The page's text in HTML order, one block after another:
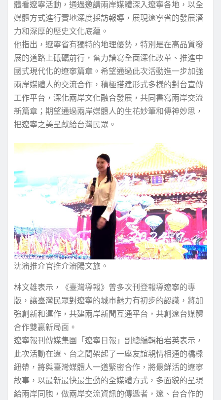
體看遼寧活動，通過邀請兩岸媒體深入遼寧各地，以全
媒體方式進行實地深度採訪報導，展現遼寧省的發展潛
力和深厚的歷史文化底蘊。
他指出，遼寧省有獨特的地理優勢，特別是在高品質發
展的道路上砥礪前行，奮力譜寫全面深化改革、推進中
國式現代化的遼寧篇章。希望通過此次活動進一步加強
兩岸媒體人的交流合作，積極搭建形式多樣的對台宣傳
工作平台，深化兩岸文化融合發展，共同書寫兩岸交流
新篇章；期望通過兩岸媒體人的生花妙筆和傳神妙思，
把遼寧之美呈獻給台灣民眾。
沈瀋推介官推介瀋陽文旅。
林文雄表示，《臺灣導報》曾多次刊登報導遼寧的專
版，讓臺灣民眾對遼寧的城市魅力有初步的認識，將加
強創新和運作，共建兩岸新聞互通平台，共創遼台媒體
合作雙贏新局面。
遼寧報刊傳媒集團「遼寧日報」副總編輯柏岩英表示，
此次活動在遼、台之間架起了一座友誼親情相通的橋樑
紐帶，將與臺灣媒體人一道緊密合作，將最鮮活的遼寧
故事，以最新最快最生動的全媒體方式，多面貌的呈現
給兩岸同胞，做兩岸交流資訊的傳遞者，遼、台合作的